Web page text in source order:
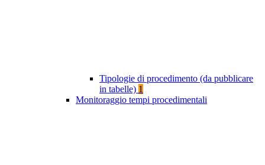
Tipologie di procedimento (da pubblicare
in tabelle) 1
Monitoraggio tempi procedimentali